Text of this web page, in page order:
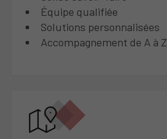
Équipe qualifiée
Solutions personnalisées
Accompagnement de A à Z